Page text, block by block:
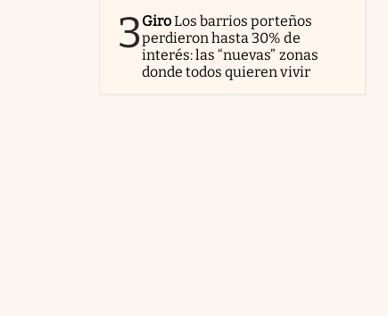
3GiroLos barrios porteños
perdieron hasta 30% de
interés: las “nuevas” zonas
donde todos quieren vivir